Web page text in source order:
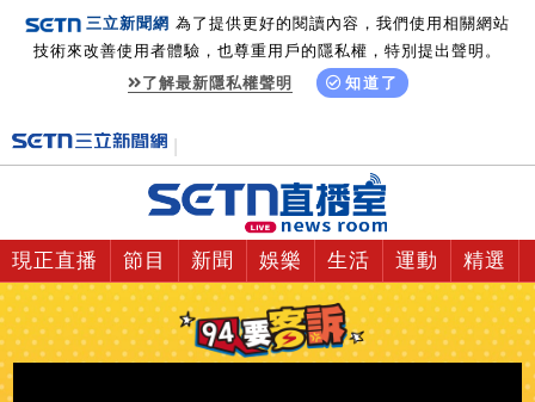
三立新聞網 為了提供更好的閱讀內容，我們使用相關網站
技術來改善使用者體驗，也尊重用戶的隱私權，特別提出聲明。
了解最新隱私權聲明
知道了
現正直播 節目 新聞 娛樂 生活 運動 精選